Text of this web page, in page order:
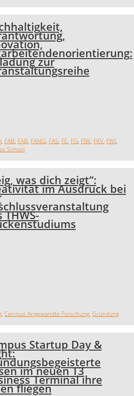
zur
, FAB, FAB, FANG, FAS, FE, FG, FIW, FKV, FWI,
School
was dich zeigt“:
im Ausdruck bei
THWS-
, Campus Angewandte Forschung, Gründung
Startup Day &
im neuen T3
Terminal ihre
fliegen